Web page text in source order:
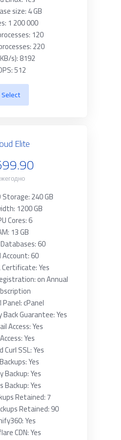
size: 4 GB
1 200 000
120
220
s): 8192
512
Select
Elite
Storage: 240 GB
1200 GB
Cores: 6
13 GB
60
60
Certificate: Yes
on Annual
cPanel
Back Guarantee: Yes
Access: Yes
Yes
Curl SSL: Yes
Yes
Backup: Yes
Backup: Yes
Retained: 7
Retained: 90
Yes
CDN: Yes